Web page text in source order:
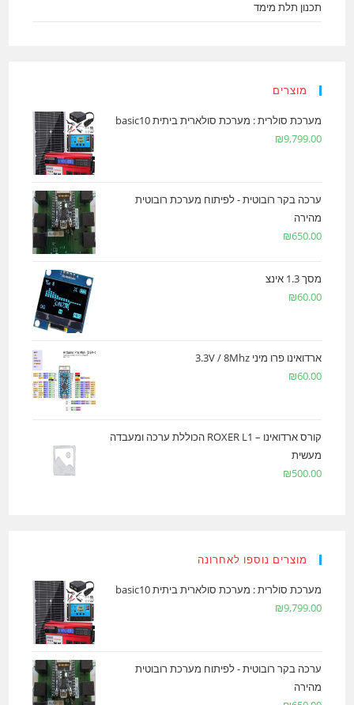
תכנון תלת מימד
מוצרים
מערכת סולרית : מערכת סולארית ביתית basic10
₪9,799.00
ערכה בקר רובוטית - לפיתוח מערכת רובוטית
מהירה
₪650.00
מסך 1.3 אינצ
₪60.00
ארדואינו פרו מיני 3.3V / 8Mhz
₪60.00
קורס ארדואינו – ROXER L1 הכוללת ערכה ומעבדה
מעשית
₪500.00
מוצרים נוספו לאחרונה
מערכת סולרית : מערכת סולארית ביתית basic10
₪9,799.00
ערכה בקר רובוטית - לפיתוח מערכת רובוטית
מהירה